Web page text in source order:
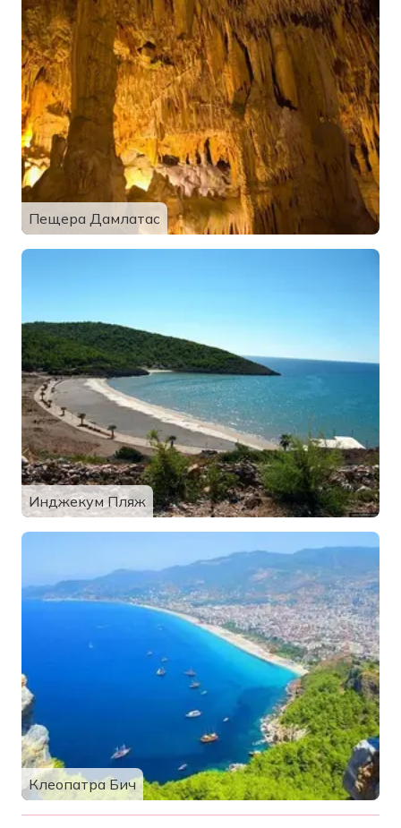
Пещера Дамлатас
Инджекум Пляж
Клеопатра Бич